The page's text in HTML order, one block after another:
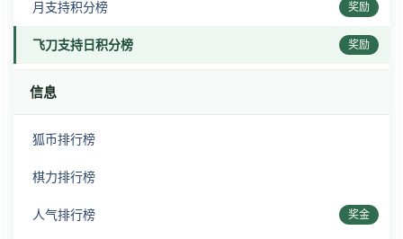
月支持积分榜 奖励
飞刀支持日积分榜 奖励
信息
狐币排行榜
棋力排行榜
人气排行榜 奖金